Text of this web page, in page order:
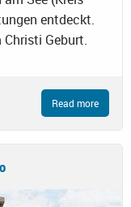
entdeckt.
Geburt.
Read more